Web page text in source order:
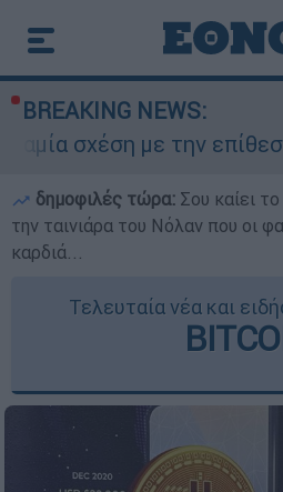
BREAKING NEWS:
την επίθεση» λέει η
δημοφιλές τώρα: Σου καίει
την ταινιάρα του Νόλαν που οι
καρδιά...
Τελευταία νέα και